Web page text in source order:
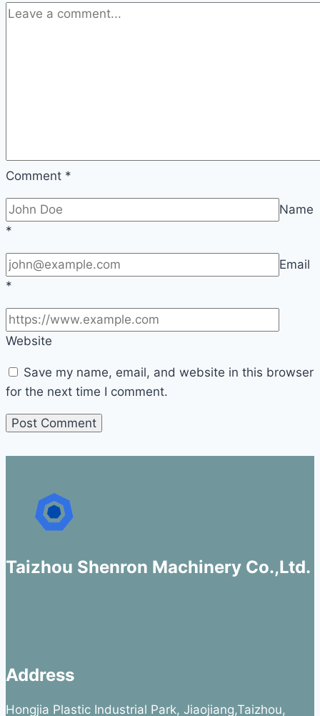
Comment *
Name
*
Email
*
Website
Save my name, email, and website in this browser
for the next time I comment.
Taizhou Shenron Machinery Co.,Ltd.
Address
Hongjia Plastic Industrial Park, Jiaojiang,Taizhou,